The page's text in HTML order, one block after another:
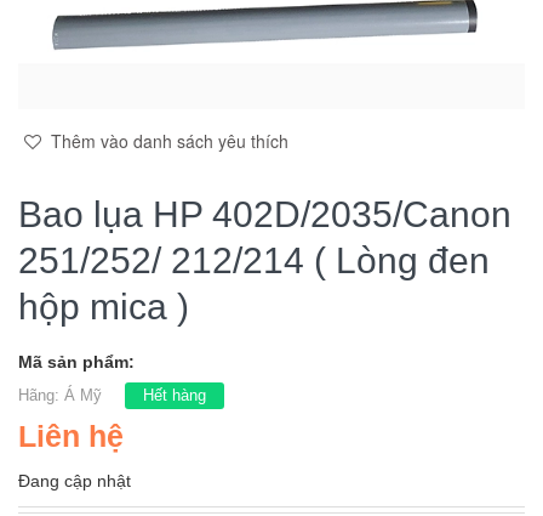
Thêm vào danh sách yêu thích
Bao lụa HP 402D/2035/Canon
251/252/ 212/214 ( Lòng đen
hộp mica )
Mã sản phẩm:
Hãng: Á Mỹ Hết hàng
Liên hệ
Đang cập nhật